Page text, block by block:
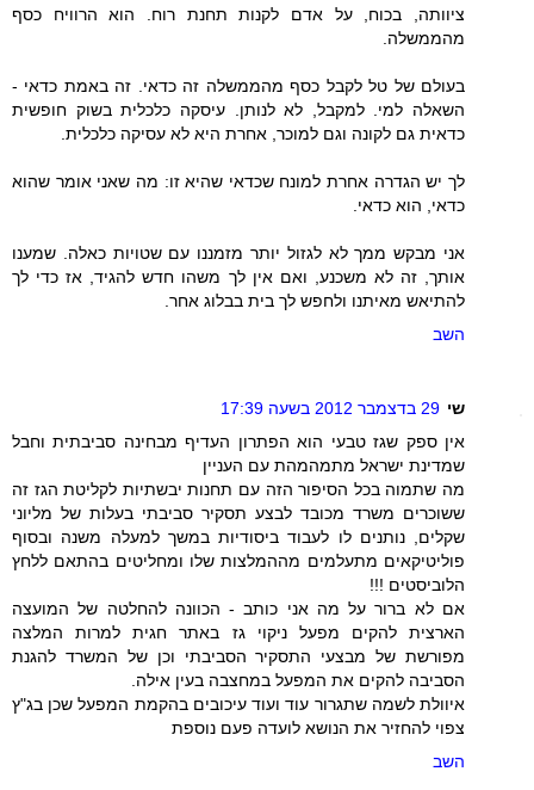
ציוותה, בכוח, על אדם לקנות תחנת רוח. הוא הרוויח כסף
מהממשלה.
בעולם של טל לקבל כסף מהממשלה זה כדאי. זה באמת כדאי -
השאלה למי. למקבל, לא לנותן. עיסקה כלכלית בשוק חופשית
כדאית גם לקונה וגם למוכר, אחרת היא לא עסיקה כלכלית.
לך יש הגדרה אחרת למונח שכדאי שהיא זו: מה שאני אומר שהוא
כדאי, הוא כדאי.
אני מבקש ממך לא לגזול יותר מזמננו עם שטויות כאלה. שמענו
אותך, זה לא משכנע, ואם אין לך משהו חדש להגיד, אז כדי לך
להתיאש מאיתנו ולחפש לך בית בבלוג אחר.
השב
שי 29 בדצמבר 2012 בשעה 17:39
אין ספק שגז טבעי הוא הפתרון העדיף מבחינה סביבתית וחבל
שמדינת ישראל מתמהמהת עם העניין
מה שתמוה בכל הסיפור הזה עם תחנות יבשתיות לקליטת הגז זה
ששוכרים משרד מכובד לבצע תסקיר סביבתי בעלות של מליוני
שקלים, נותנים לו לעבוד ביסודיות במשך למעלה משנה ובסוף
פוליטיקאים מתעלמים מההמלצות שלו ומחליטים בהתאם ללחץ
הלוביסטים !!!
אם לא ברור על מה אני כותב - הכוונה להחלטה של המועצה
הארצית להקים מפעל ניקוי גז באתר חגית למרות המלצה
מפורשת של מבצעי התסקיר הסביבתי וכן של המשרד להגנת
הסביבה להקים את המפעל במחצבה בעין אילה.
איוולת לשמה שתגרור עוד ועוד עיכובים בהקמת המפעל שכן בג"ץ
צפוי להחזיר את הנושא לועדה פעם נוספת
השב